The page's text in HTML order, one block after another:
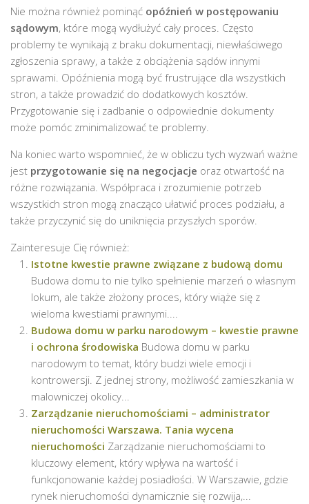
Nie można również pominąć opóźnień w postępowaniu
sądowym, które mogą wydłużyć cały proces. Często
problemy te wynikają z braku dokumentacji, niewłaściwego
zgłoszenia sprawy, a także z obciążenia sądów innymi
sprawami. Opóźnienia mogą być frustrujące dla wszystkich
stron, a także prowadzić do dodatkowych kosztów.
Przygotowanie się i zadbanie o odpowiednie dokumenty
może pomóc zminimalizować te problemy.
Na koniec warto wspomnieć, że w obliczu tych wyzwań ważne
jest przygotowanie się na negocjacje oraz otwartość na
różne rozwiązania. Współpraca i zrozumienie potrzeb
wszystkich stron mogą znacząco ułatwić proces podziału, a
także przyczynić się do uniknięcia przyszłych sporów.
Zainteresuje Cię również:
Istotne kwestie prawne związane z budową domu
Budowa domu to nie tylko spełnienie marzeń o własnym
lokum, ale także złożony proces, który wiąże się z
wieloma kwestiami prawnymi....
Budowa domu w parku narodowym – kwestie prawne
i ochrona środowiska Budowa domu w parku
narodowym to temat, który budzi wiele emocji i
kontrowersji. Z jednej strony, możliwość zamieszkania w
malowniczej okolicy...
Zarządzanie nieruchomościami – administrator
nieruchomości Warszawa. Tania wycena
nieruchomości Zarządzanie nieruchomościami to
kluczowy element, który wpływa na wartość i
funkcjonowanie każdej posiadłości. W Warszawie, gdzie
rynek nieruchomości dynamicznie się rozwija,...